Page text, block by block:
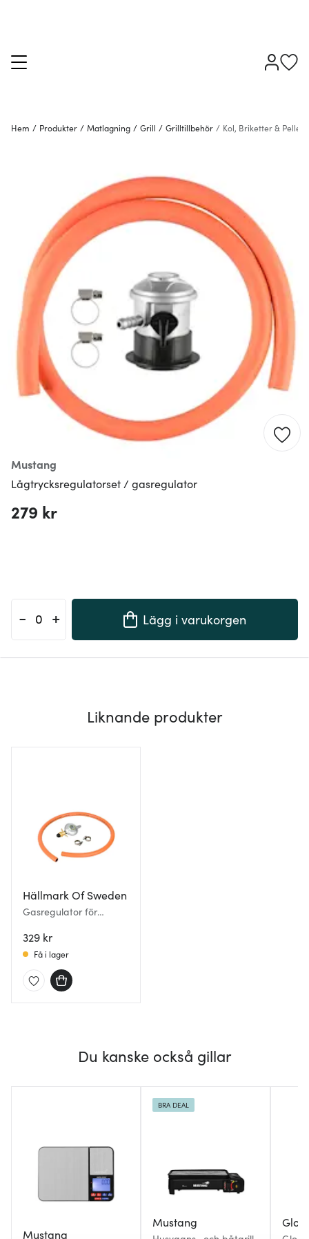
Hem / Produkter / Matlagning / Grill / Grilltillbehör / Kol, Briketter & Pellets
Mustang
Lågtrycksregulatorset / gasregulator
279 kr
- + Lägg i varukorgen
Liknande produkter
Hällmark Of Sweden
Gasregulator för
329 kr
Få i lager
Du kanske också gillar
Mustang
Mustang
BRA DEAL